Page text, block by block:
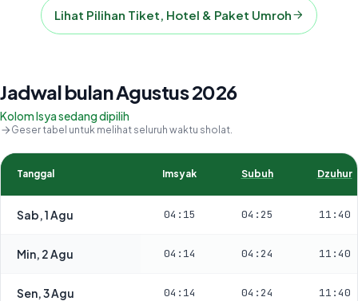
Lihat Pilihan Tiket, Hotel & Paket Umroh
Jadwal bulan Agustus 2026
Kolom Isya sedang dipilih
Geser tabel untuk melihat seluruh waktu sholat.
Tanggal Imsyak Subuh Dzuhur
Sab, 1 Agu 04:15 04:25 11:40
Min, 2 Agu 04:14 04:24 11:40
Sen, 3 Agu 04:14 04:24 11:40